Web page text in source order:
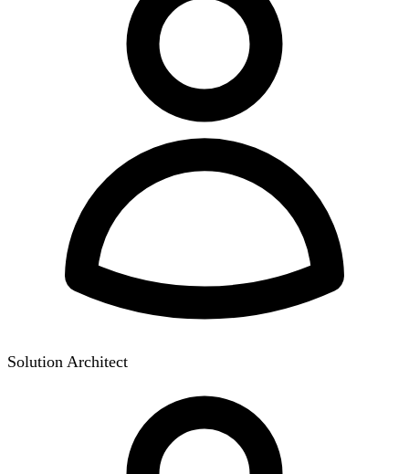
Solution Architect